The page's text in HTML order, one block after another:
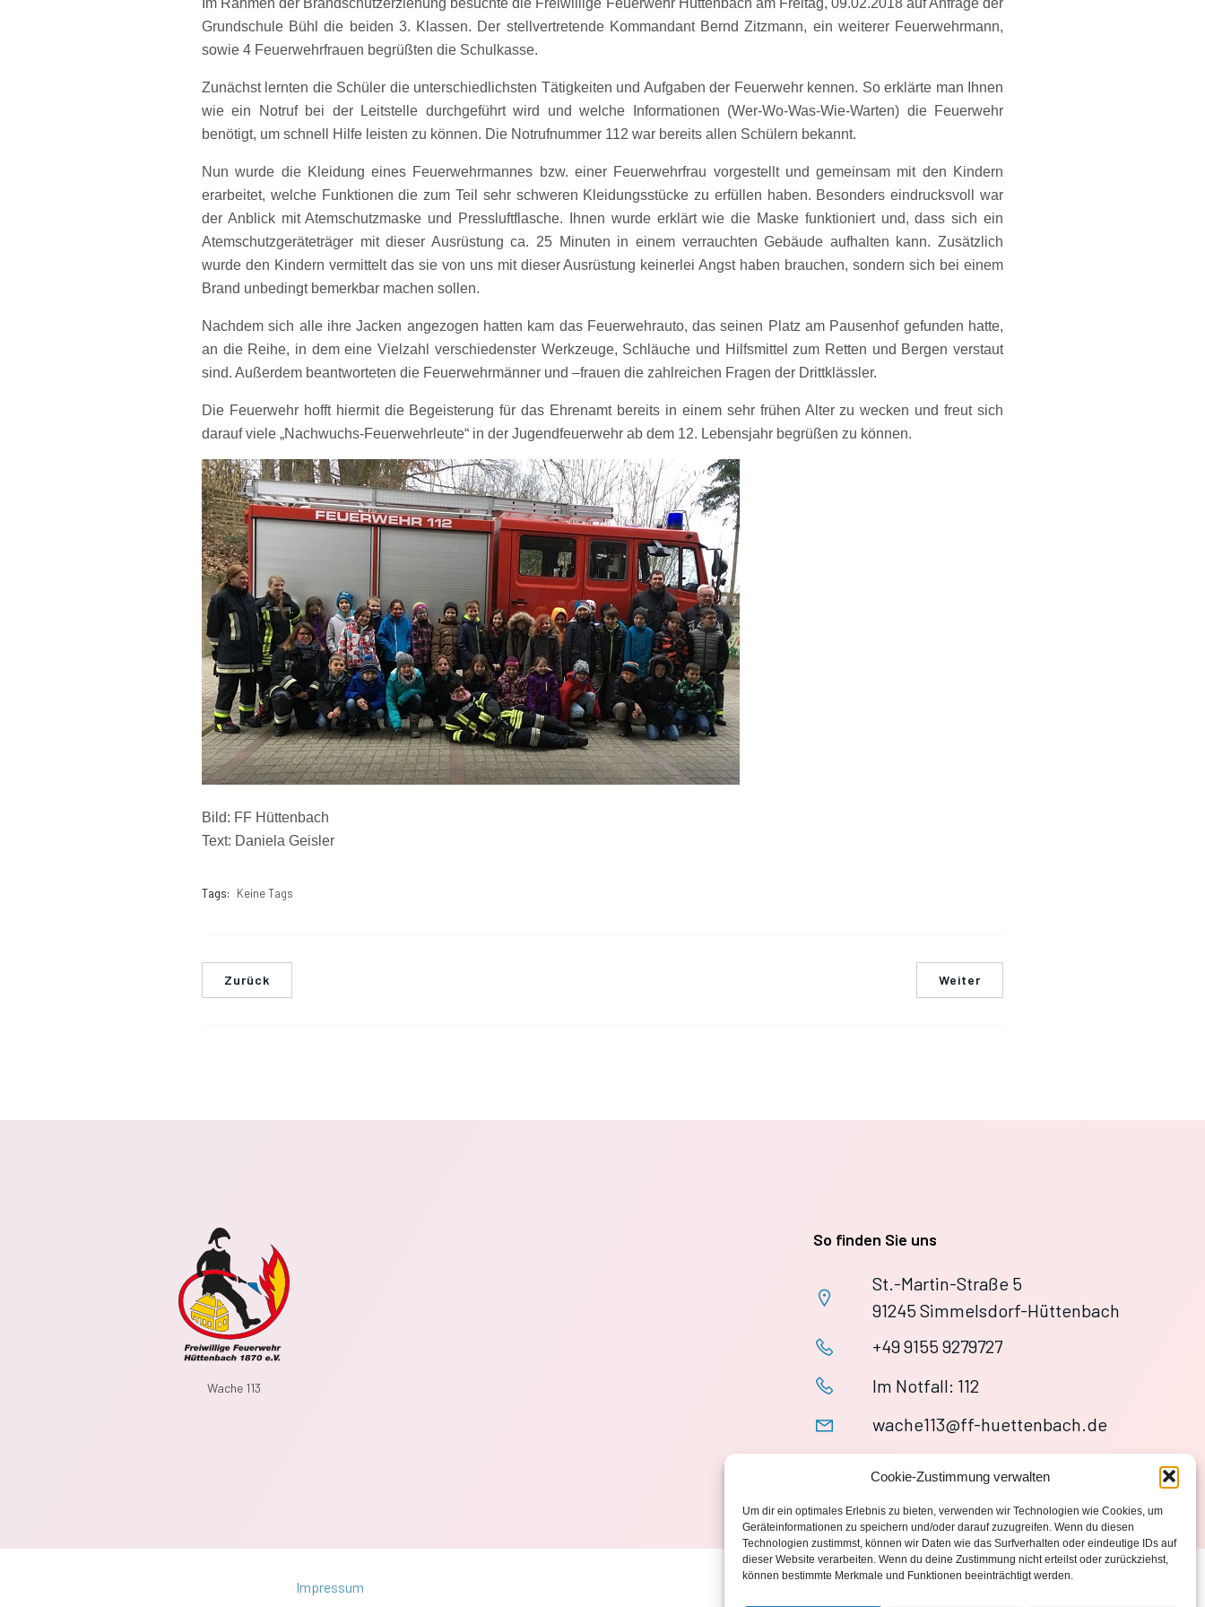
Cookie-Zustimmung verwalten
Um dir ein optimales Erlebnis zu bieten, verwenden wir Technologien wie Cookies, um
Geräteinformationen zu speichern und/oder darauf zuzugreifen. Wenn du diesen
Technologien zustimmst, können wir Daten wie das Surfverhalten oder eindeutige IDs auf
dieser Website verarbeiten. Wenn du deine Zustimmung nicht erteilst oder zurückziehst,
können bestimmte Merkmale und Funktionen beeinträchtigt werden.
Im Rahmen der Brandschutzerziehung besuchte die Freiwillige Feuerwehr Hüttenbach am Freitag, 09.02.2018 auf Anfrage der
Grundschule Bühl die beiden 3. Klassen. Der stellvertretende Kommandant Bernd Zitzmann, ein weiterer Feuerwehrmann,
sowie 4 Feuerwehrfrauen begrüßten die Schulkasse.
Zunächst lernten die Schüler die unterschiedlichsten Tätigkeiten und Aufgaben der Feuerwehr kennen. So erklärte man Ihnen
wie ein Notruf bei der Leitstelle durchgeführt wird und welche Informationen (Wer-Wo-Was-Wie-Warten) die Feuerwehr
benötigt, um schnell Hilfe leisten zu können. Die Notrufnummer 112 war bereits allen Schülern bekannt.
Nun wurde die Kleidung eines Feuerwehrmannes bzw. einer Feuerwehrfrau vorgestellt und gemeinsam mit den Kindern
erarbeitet, welche Funktionen die zum Teil sehr schweren Kleidungsstücke zu erfüllen haben. Besonders eindrucksvoll war
der Anblick mit Atemschutzmaske und Pressluftflasche. Ihnen wurde erklärt wie die Maske funktioniert und, dass sich ein
Atemschutzgeräteträger mit dieser Ausrüstung ca. 25 Minuten in einem verrauchten Gebäude aufhalten kann. Zusätzlich
wurde den Kindern vermittelt das sie von uns mit dieser Ausrüstung keinerlei Angst haben brauchen, sondern sich bei einem
Brand unbedingt bemerkbar machen sollen.
Nachdem sich alle ihre Jacken angezogen hatten kam das Feuerwehrauto, das seinen Platz am Pausenhof gefunden hatte,
an die Reihe, in dem eine Vielzahl verschiedenster Werkzeuge, Schläuche und Hilfsmittel zum Retten und Bergen verstaut
sind. Außerdem beantworteten die Feuerwehrmänner und –frauen die zahlreichen Fragen der Drittklässler.
Die Feuerwehr hofft hiermit die Begeisterung für das Ehrenamt bereits in einem sehr frühen Alter zu wecken und freut sich
darauf viele „Nachwuchs-Feuerwehrleute“ in der Jugendfeuerwehr ab dem 12. Lebensjahr begrüßen zu können.
Bild: FF Hüttenbach
Text: Daniela Geisler
Tags: Keine Tags
Zurück Weiter
Wache 113
So finden Sie uns
St.-Martin-Straße 5
91245 Simmelsdorf-Hüttenbach
+49 9155 9279727
Im Notfall: 112
wache113@ff-huettenbach.de
Impressum